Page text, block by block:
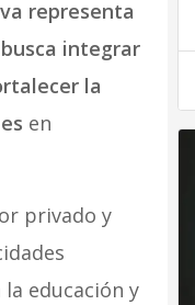
representa
integrar
la
en
privado y
educación y